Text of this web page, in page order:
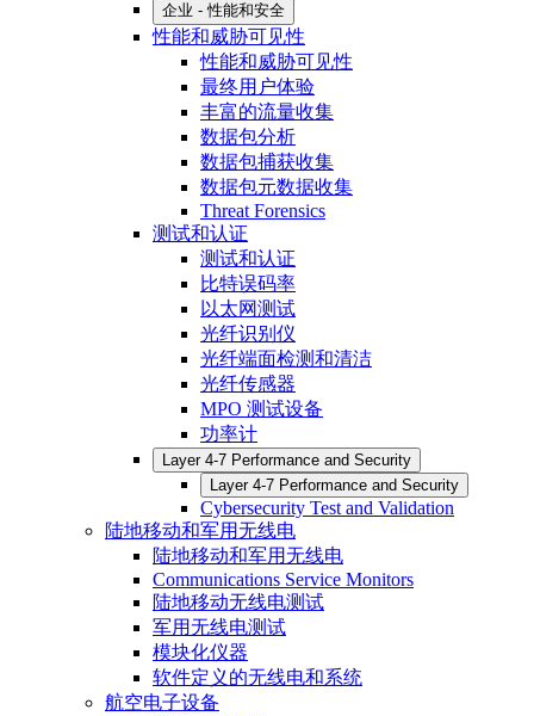
企业 - 性能和安全
性能和威胁可见性
性能和威胁可见性
最终用户体验
丰富的流量收集
数据包分析
数据包捕获收集
数据包元数据收集
Threat Forensics
测试和认证
测试和认证
比特误码率
以太网测试
光纤识别仪
光纤端面检测和清洁
光纤传感器
MPO 测试设备
功率计
Layer 4-7 Performance and Security
Layer 4-7 Performance and Security
Cybersecurity Test and Validation
陆地移动和军用无线电
陆地移动和军用无线电
Communications Service Monitors
陆地移动无线电测试
军用无线电测试
模块化仪器
软件定义的无线电和系统
航空电子设备